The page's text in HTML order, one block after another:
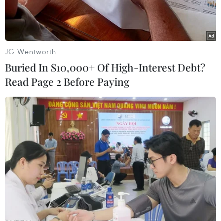
Người dân xếp hàng chờ xét nghiệm COVID-19 tại New York,
Mỹ, ngày 29/12/2021. (Ảnh: THX/TTXVN)
Ngày 19/1, Nhà Trắng thông báo Chính phủ Mỹ
sẽ xuất 400 triệu khẩu trang N95 sẵn có trong
kho dự trữ chiến lược quốc gia để cung cấp
JG Wentworth
Buried In $10,000+ Of High-Interest Debt?
Read Page 2 Before Paying